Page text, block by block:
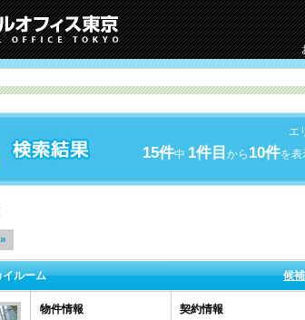
エ
15件中 1件目 から 10件を表
»
イルーム 候
物件情報 契約情報